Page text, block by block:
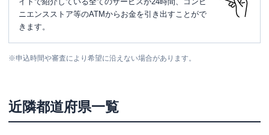
ニエンスストア等のATMからお金を引き出すことがで
きます。
※申込時間や審査により希望に沿えない場合があります。
近隣都道府県一覧